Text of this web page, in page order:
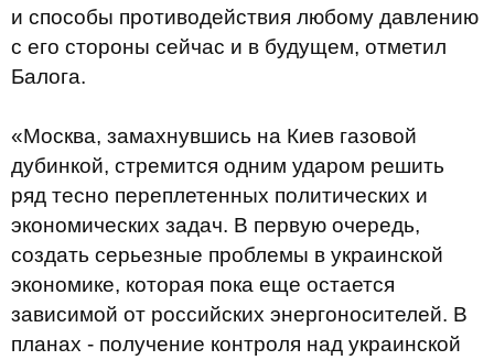
и способы противодействия любому давлению
с его стороны сейчас и в будущем, отметил
Балога.
«Москва, замахнувшись на Киев газовой
дубинкой, стремится одним ударом решить
ряд тесно переплетенных политических и
экономических задач. В первую очередь,
создать серьезные проблемы в украинской
экономике, которая пока еще остается
зависимой от российских энергоносителей. В
планах - получение контроля над украинской